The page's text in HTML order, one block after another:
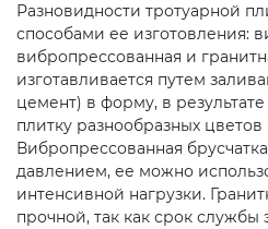
Разновидности тротуарной
способами ее изготовления:
вибропрессованная и
изготавливается путем
цемент) в форму, в
плитку разнообразных цветов
Вибропрессованная
давлением, ее можно
интенсивной нагрузки.
прочной, так как срок службы